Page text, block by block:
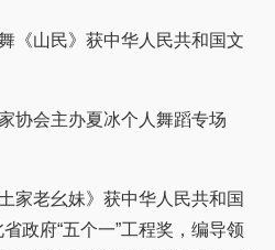
山民》获中华人民共和国文
会主办夏冰个人舞蹈专场
老幺妹》获中华人民共和国
政府“五个一”工程奖，编导领